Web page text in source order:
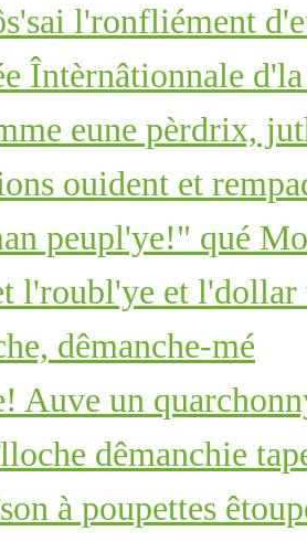
l'ronfliément
Întèrnâtionnale
eune pèrdrix,
ouident et
peupl'ye!" qué
l'roubl'ye et l'dollar
dêmanche-mé
Auve un
dêmanchie
à poupettes